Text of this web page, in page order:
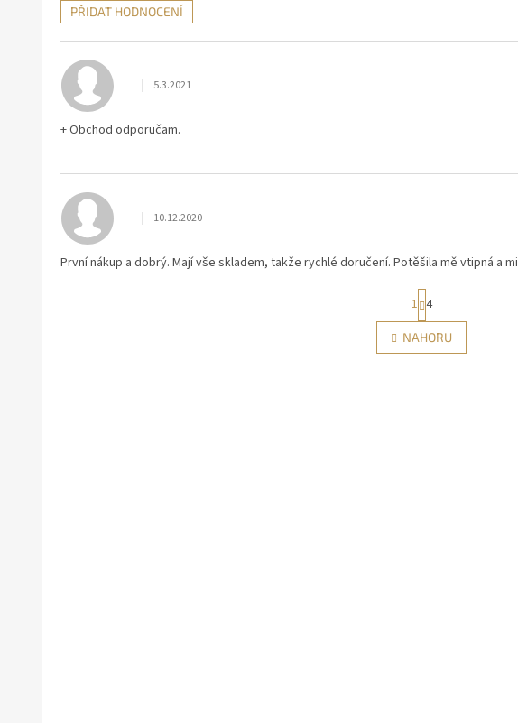
PŘIDAT HODNOCENÍ
p
i
h
d
o
c
n
Hodnocení obchodu je 5 z 5 hvězdiček.
| 5.3.2021
+ Obchod odporučam.
Hodnocení obchodu je 5 z 5 hvězdiček.
| 10.12.2020
První nákup a dobrý. Mají vše skladem, takže rychlé doručení. Potěšila mě vtipná a
O
v
S
t
r
á
n
1 4
NAHORU